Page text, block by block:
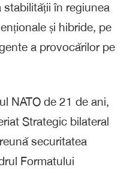
stabilității în regiunea
și hibride, pe
a provocărilor pe
NATO de 21 de ani,
Strategic bilateral
securitatea
Formatului